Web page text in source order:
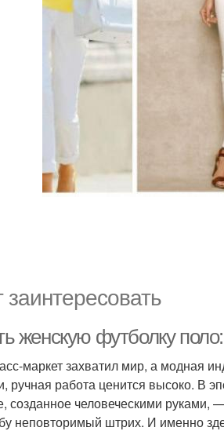
женскую футболку
маркет захватил мир, а модная
ручная работа ценится высоко. В
созданное человеческими
неповторимый штрих. И именно